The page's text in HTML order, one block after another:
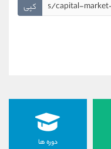
کپی
دوره ها